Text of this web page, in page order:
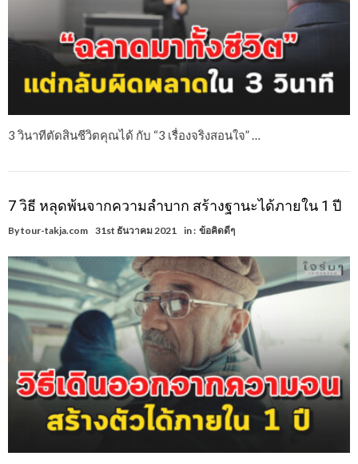
3 วินาทีตัดสินชีวิตคุณได้ กับ “3 เรื่องจริงสอนใจ” …
7 วิธี หลุดพ้นจากความลำบาก สร้างฐานะได้ภายใน 1 ปี
Bytour-takja.com 31st ธันวาคม 2021 in : ข้อคิดดีๆ